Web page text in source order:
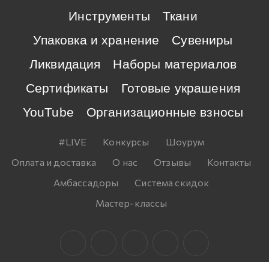
Инструменты
Ткани
Упаковка и хранение
Сувениры
Ликвидация
Наборы материалов
Сертификаты
Готовые украшения
YouTube
Организационные взносы
#LIVE Конкурсы
Шоурум
Оплата и доставка
О нас Отзывы
Контакты
Амбассадоры
Система скидок
Мастер-классы